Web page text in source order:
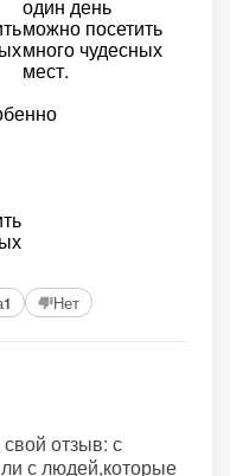
1 Нет
отзыв: с
с людей,которые